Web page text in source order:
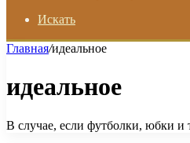
Искать
Главная/идеальное
идеальное
В случае, если футболки, юбки и